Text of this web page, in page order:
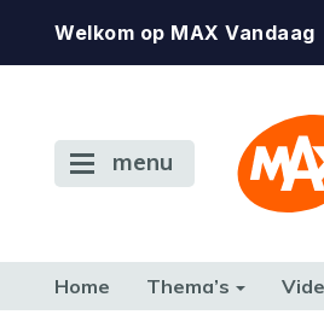
Welkom op MAX Vandaag
menu
Home Thema’s